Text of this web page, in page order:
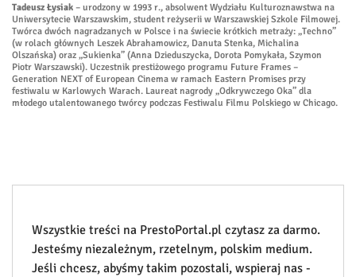
Tadeusz Łysiak – urodzony w 1993 r., absolwent Wydziału Kulturoznawstwa na
Uniwersytecie Warszawskim, student reżyserii w Warszawskiej Szkole Filmowej.
Twórca dwóch nagradzanych w Polsce i na świecie krótkich metraży: „Techno”
(w rolach głównych Leszek Abrahamowicz, Danuta Stenka, Michalina
Olszańska) oraz „Sukienka” (Anna Dzieduszycka, Dorota Pomykała, Szymon
Piotr Warszawski). Uczestnik prestiżowego programu Future Frames –
Generation NEXT of European Cinema w ramach Eastern Promises przy
festiwalu w Karlowych Warach. Laureat nagrody „Odkrywczego Oka” dla
młodego utalentowanego twórcy podczas Festiwalu Filmu Polskiego w Chicago.
Wszystkie treści na PrestoPortal.pl czytasz za darmo.
Jesteśmy niezależnym, rzetelnym, polskim medium.
Jeśli chcesz, abyśmy takim pozostali, wspieraj nas -